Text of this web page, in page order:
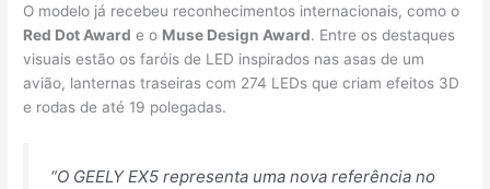
O modelo já recebeu reconhecimentos internacionais, como o
Red Dot Award e o Muse Design Award. Entre os destaques
visuais estão os faróis de LED inspirados nas asas de um
avião, lanternas traseiras com 274 LEDs que criam efeitos 3D
e rodas de até 19 polegadas.
“O GEELY EX5 representa uma nova referência no